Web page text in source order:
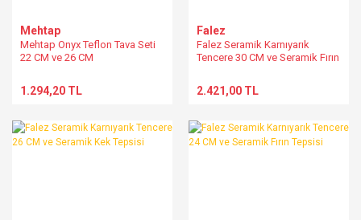
Mehtap
Mehtap Onyx Teflon Tava Seti
22 CM ve 26 CM
1.294,20 TL
Falez
Falez Seramik Karnıyarık
Tencere 30 CM ve Seramik Fırın
2.421,00 TL